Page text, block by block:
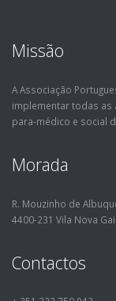
Missão
A Associação
implementar todas as
para-médico e social
Morada
R. Mouzinho de
4400-231 Vila Nova
Contactos